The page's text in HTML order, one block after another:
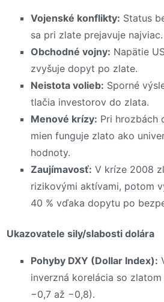
Vojenské konflikty: Status
sa pri zlate prejavuje najviac.
Obchodné vojny: Napätie
zvyšuje dopyt po zlate.
Neistota volieb: Sporné
tlačia investorov do zlata.
Menové krízy: Pri hrozbách
mien funguje zlato ako
hodnoty.
Zaujímavosť: V kríze 2008
rizikovými aktívami, potom
40 % vďaka dopytu po
Ukazovatele sily/slabosti dolára
Pohyby DXY (Dollar Index):
inverzná korelácia so
−0,7 až −0,8).